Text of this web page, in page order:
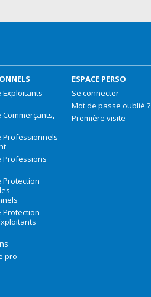
Exploitants
Commerçants,
Professionnels
Professions
Protection
Protection
pro
ESPACE PERSO
Se connecter
Mot de passe oublié ?
Première visite